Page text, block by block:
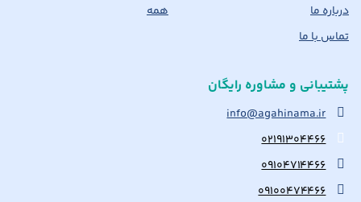
درباره ما
تماس با ما
همه
پشتیبانی و مشاوره رایگان
info@agahinama.ir
۰۲۱۹۱۳۰۴۴۶۶
۰۹۱۰۴۷۱۴۴۶۶
۰۹۱۰۰۴۷۴۴۶۶